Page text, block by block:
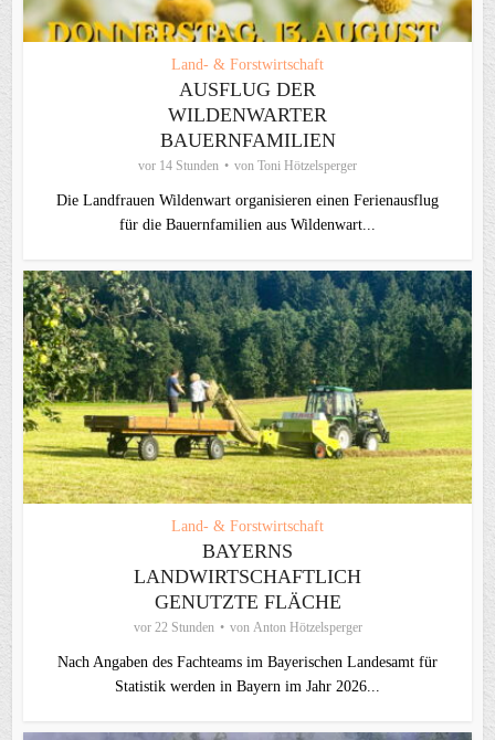
Land- & Forstwirtschaft
AUSFLUG DER
WILDENWARTER
BAUERNFAMILIEN
vor 14 Stunden von Toni Hötzelsperger
Die Landfrauen Wildenwart organisieren einen Ferienausflug
für die Bauernfamilien aus Wildenwart...
Land- & Forstwirtschaft
BAYERNS
LANDWIRTSCHAFTLICH
GENUTZTE FLÄCHE
vor 22 Stunden von Anton Hötzelsperger
Nach Angaben des Fachteams im Bayerischen Landesamt für
Statistik werden in Bayern im Jahr 2026...